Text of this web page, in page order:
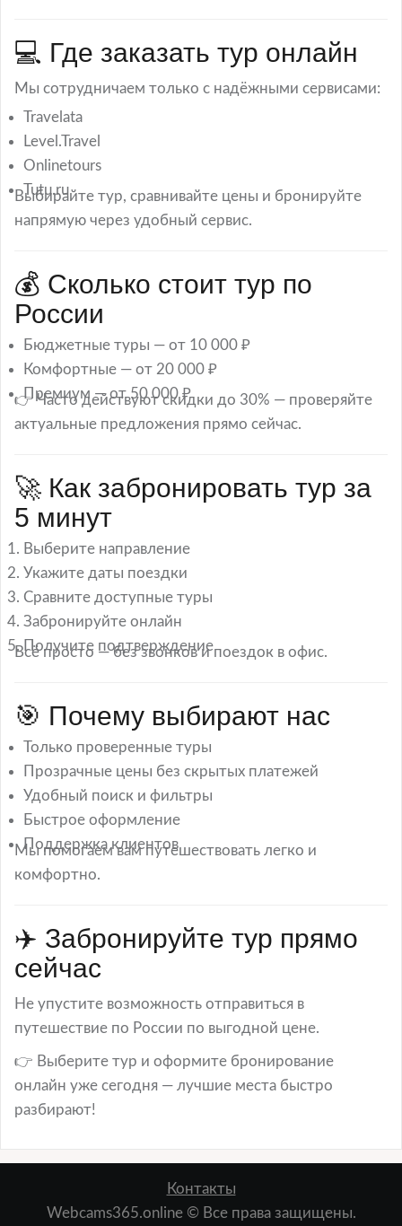
💻 Где заказать тур онлайн
Мы сотрудничаем только с надёжными сервисами:
Travelata
Level.Travel
Onlinetours
Tutu.ru
Выбирайте тур, сравнивайте цены и бронируйте
напрямую через удобный сервис.
💰 Сколько стоит тур по
России
Бюджетные туры — от 10 000 ₽
Комфортные — от 20 000 ₽
Премиум — от 50 000 ₽
👉 Часто действуют скидки до 30% — проверяйте
актуальные предложения прямо сейчас.
🚀 Как забронировать тур за
5 минут
Выберите направление
Укажите даты поездки
Сравните доступные туры
Забронируйте онлайн
Получите подтверждение
Всё просто — без звонков и поездок в офис.
🎯 Почему выбирают нас
Только проверенные туры
Прозрачные цены без скрытых платежей
Удобный поиск и фильтры
Быстрое оформление
Поддержка клиентов
Мы помогаем вам путешествовать легко и
комфортно.
✈️ Забронируйте тур прямо
сейчас
Не упустите возможность отправиться в
путешествие по России по выгодной цене.
👉 Выберите тур и оформите бронирование
онлайн уже сегодня — лучшие места быстро
разбирают!
Контакты
Webcams365.online © Все права защищены.